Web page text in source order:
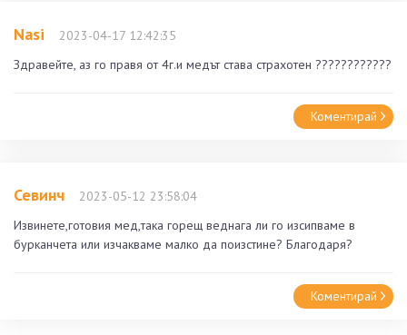
Nasi
2023-04-17 12:42:35
Здравейте, аз го правя от 4г.и медът става страхотен ????????????
Коментирай
Севинч
2023-05-12 23:58:04
Извинете,готовия мед,така горещ веднага ли го изсипваме в
бурканчета или изчакваме малко да поизстине? Благодаря?
Коментирай